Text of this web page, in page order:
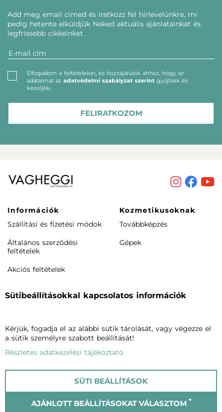
Add meg email címed és iratkozz fel hírlevelünkre, mi
pedig hetente elküldjük Neked aktuális ajánlatainkat és
legfrissebb cikkeinket.
Elfogadom a feltételeket, és hozzájárulok ahhoz, hogy az
adataimat az adatvédelmi szabályzat szerint gyűjtsék és
kezeljék.
FELIRATKOZOM
Információk
Szállítási és fizetési módok
Általános szerződési
feltételek
Akciós feltételek
visszaküldés
Kozmetikusoknak
Továbbképzés
Gépek
Arcápolás
Testápolás
Phytomake-up
Vagheggiről
Szalonkereső
Blog
Kapcsolat
Sütibeállításokkal kapcsolatos információk
Kérjük, fogadja el az alábbi sütik tárolását, vagy végezze el
a sütik személyre szabott beállítását!
Részletes adatkezelési tájékoztató
SÜTI BEÁLLÍTÁSOK
AJÁNLOTT BEÁLLÍTÁSOKAT VÁLASZTOM *